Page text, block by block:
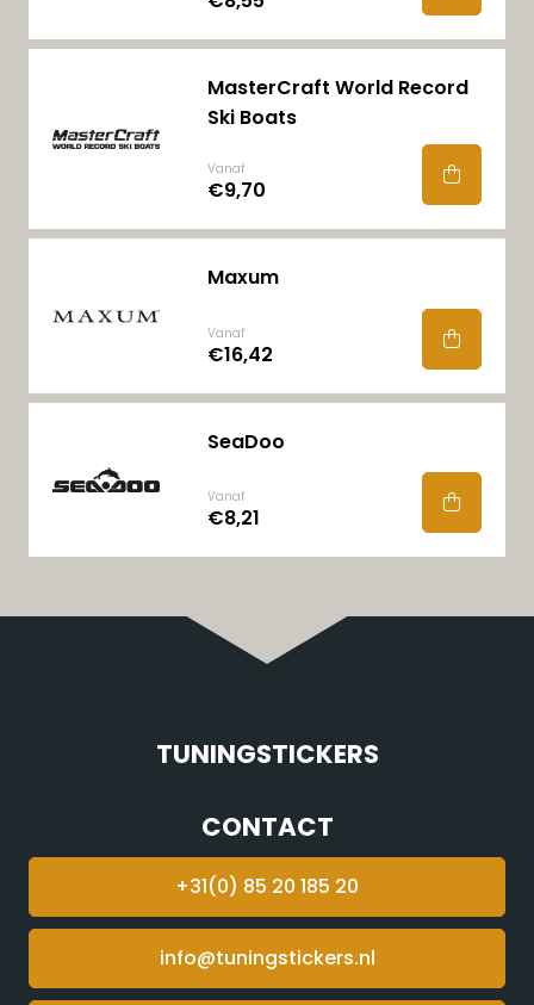
MasterCraft World Record
Ski Boats
Vanaf
€9,70
Maxum
Vanaf
€16,42
SeaDoo
Vanaf
€8,21
TUNINGSTICKERS
CONTACT
+31(0) 85 20 185 20
info@tuningstickers.nl